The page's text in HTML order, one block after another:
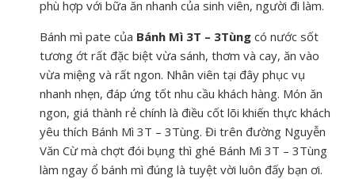
phù hợp với bữa ăn nhanh của sinh viên, người đi làm.
Bánh mì pate của Bánh Mì 3T – 3Tùng có nước sốt
tương ớt rất đặc biệt vừa sánh, thơm và cay, ăn vào
vừa miệng và rất ngon. Nhân viên tại đây phục vụ
nhanh nhẹn, đáp ứng tốt nhu cầu khách hàng. Món ăn
ngon, giá thành rẻ chính là điều cốt lõi khiến thực khách
yêu thích Bánh Mì 3T – 3Tùng. Đi trên đường Nguyễn
Văn Cừ mà chợt đói bụng thì ghé Bánh Mì 3T – 3Tùng
làm ngay ổ bánh mì đúng là tuyệt vời luôn đấy bạn ơi.